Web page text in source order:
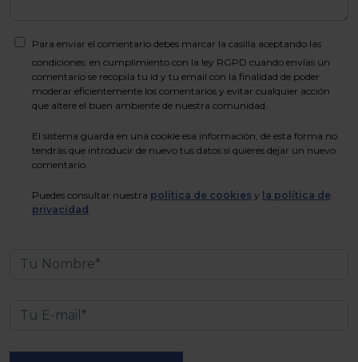
Para enviar el comentario debes marcar la casilla aceptando las
condiciones: en cumplimiento con la ley RGPD cuando envías un
comentario se recopila tu id y tu email con la finalidad de poder
moderar eficientemente los comentarios y evitar cualquier acción
que altere el buen ambiente de nuestra comunidad.
El sistema guarda en una cookie esa información, de esta forma no
tendrás que introducir de nuevo tus datos si quieres dejar un nuevo
comentario.
Puedes consultar nuestra política de cookies y la política de
privacidad .